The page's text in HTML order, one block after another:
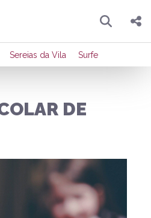
Pesquisar
Compartilhar
Enviar por Whatsapp
Publicar no X
Sereias da Vila Surfe
DE